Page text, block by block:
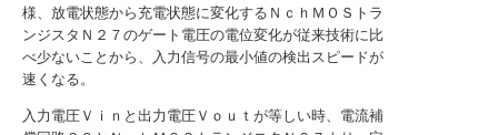
様、放電状態から充電状態に変化するＮｃｈＭＯＳトラ
ンジスタＮ２７のゲート電圧の電位変化が従来技術に比
べ少ないことから、入力信号の最小値の検出スピードが
速くなる。
入力電圧Ｖｉｎと出力電圧Ｖｏｕｔが等しい時、電流補